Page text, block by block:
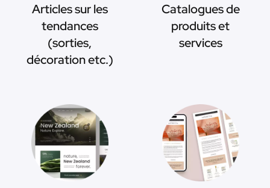
Articles sur les
tendances
(sorties,
décoration etc.)
Catalogues de
produits et
services